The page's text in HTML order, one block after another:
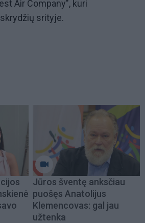
Air Company", kuri
srityje.
Jūros šventę anksčiau
puošęs Anatolijus
Klemencovas: gal jau
užtenka